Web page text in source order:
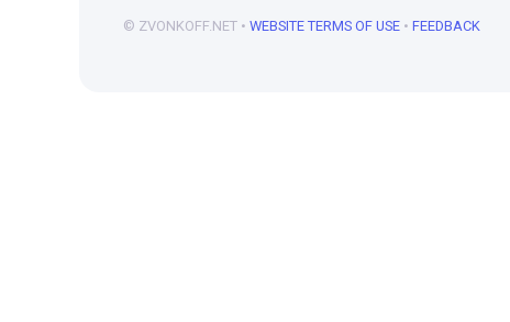
© ZVONKOFF.NET • WEBSITE TERMS OF USE • FEEDBACK